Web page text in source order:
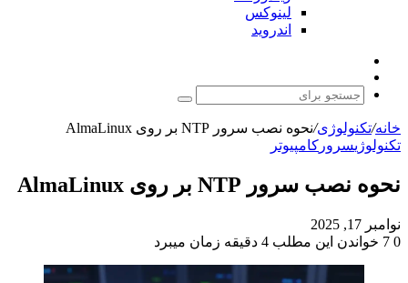
لینوکس
اندروید
پوسته
جستجو
خانه/تکنولوژی/نحوه نصب سرور NTP بر روی AlmaLinux
تکنولوژیسرور کامپیوتر
نحوه نصب سرور NTP بر روی AlmaLinux
نوامبر 17, 2025
0
خواندن این مطلب 4 دقیقه زمان میبرد